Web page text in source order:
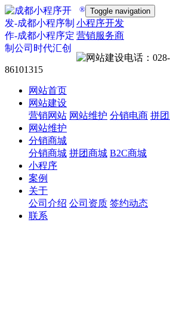
Toggle navigation
®
小程序开发
营销服务商
86101315
网站首页
网站建设
营销网站 网站维护 分销电商 拼
网站维护
分销商城
分销商城 拼团商城 B2C商城
小程序
案例
关于
公司介绍 公司资质 签约动态
联系